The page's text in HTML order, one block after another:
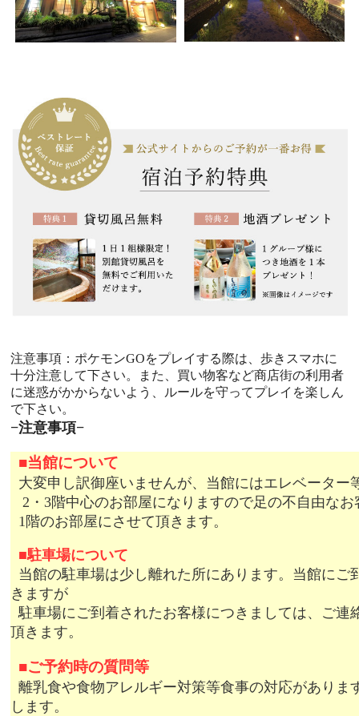
注意事項：ポケモンGOをプレイする際は、歩きスマホに
十分注意して下さい。また、買い物客など商店街の利用者
に迷惑がかからないよう、ルールを守ってプレイを楽しん
で下さい。
−注意事項−
■当館について
大変申し訳御座いませんが、当館にはエレベーター
2・3階中心のお部屋になりますので足の不自由な
1階のお部屋にさせて頂きます。
■駐車場について
当館の駐車場は少し離れた所にあります。当館にご
きますが
駐車場にご到着されたお客様につきましては、ご連
頂きます。
■ご予約時の質問等
離乳食や食物アレルギー対策等食事の対応がありま
します。